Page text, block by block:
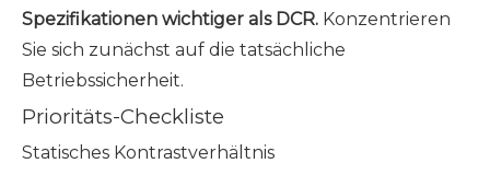
Spezifikationen wichtiger als DCR. Konzentrieren
Sie sich zunächst auf die tatsächliche
Betriebssicherheit.
Prioritäts-Checkliste
Statisches Kontrastverhältnis